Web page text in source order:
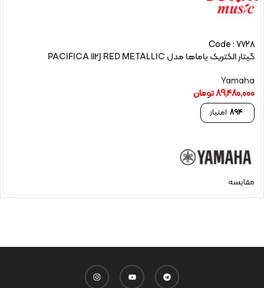
Code : 7728
گیتار الکتريک یاماها مدل PACIFICA 112J RED METALLIC
Yamaha
89,480,000تومان
894 امتیاز
مقایسه